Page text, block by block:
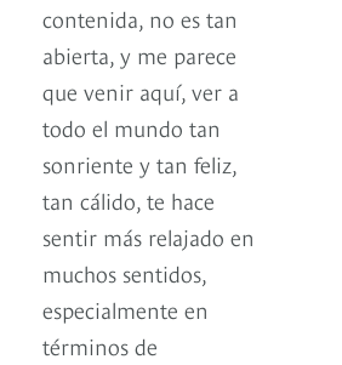
contenida, no es tan
abierta, y me parece
que venir aquí, ver a
todo el mundo tan
sonriente y tan feliz,
tan cálido, te hace
sentir más relajado en
muchos sentidos,
especialmente en
términos de